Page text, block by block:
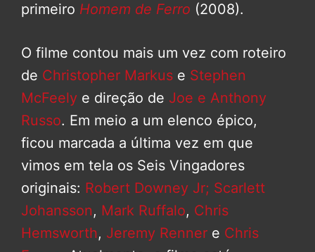
primeiro Homem de Ferro (2008).
O filme contou mais um vez com roteiro
de Christopher Markus e Stephen
McFeely e direção de Joe e Anthony
Russo. Em meio a um elenco épico,
ficou marcada a última vez em que
vimos em tela os Seis Vingadores
originais: Robert Downey Jr; Scarlett
Johansson, Mark Ruffalo, Chris
Hemsworth, Jeremy Renner e Chris